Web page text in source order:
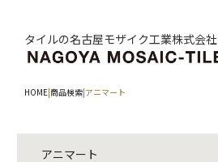
タイルの名古屋モザイク工業株式会社
HOME|商品検索|アニマート
アニマート